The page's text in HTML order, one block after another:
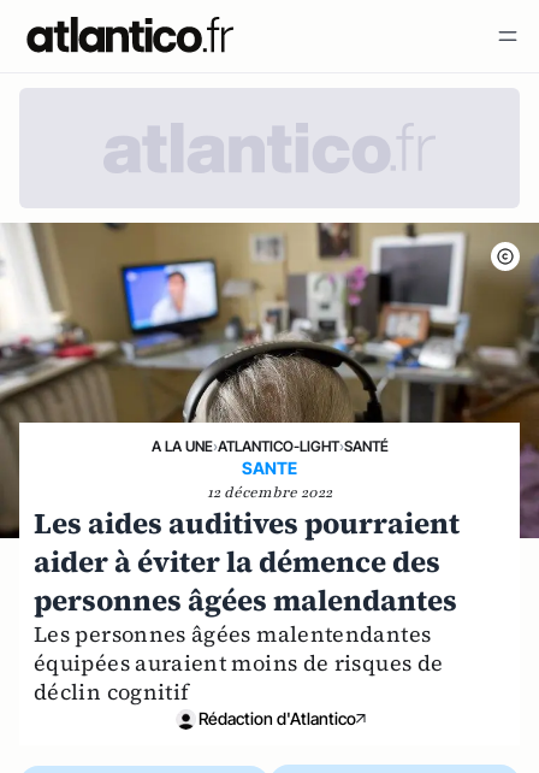
A LA UNE›ATLANTICO-LIGHT›SANTÉ
SANTE
12 décembre 2022
Les aides auditives pourraient
aider à éviter la démence des
personnes âgées malendantes
Les personnes âgées malentendantes
équipées auraient moins de risques de
déclin cognitif
Rédaction d'Atlantico